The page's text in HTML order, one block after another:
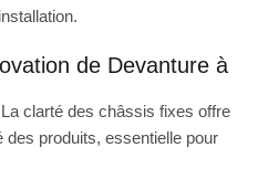
de Devanture à
La clarté des châssis fixes offre
des produits, essentielle pour